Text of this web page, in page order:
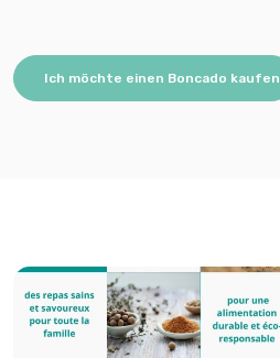
Ich möchte einen Boncado kaufen